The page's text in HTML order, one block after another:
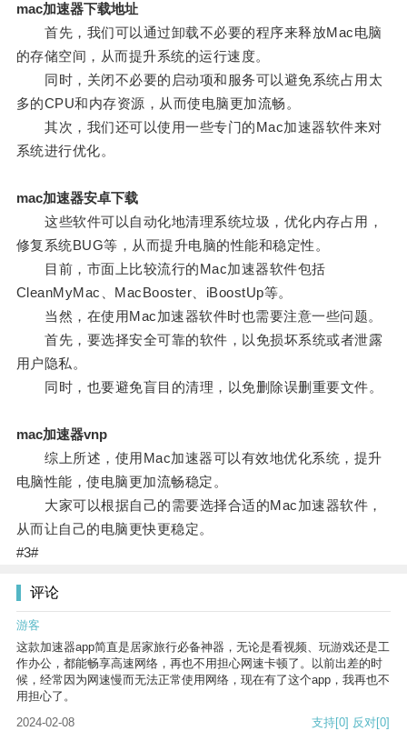
mac加速器下载地址
首先，我们可以通过卸载不必要的程序来释放Mac电脑
的存储空间，从而提升系统的运行速度。
同时，关闭不必要的启动项和服务可以避免系统占用太
多的CPU和内存资源，从而使电脑更加流畅。
其次，我们还可以使用一些专门的Mac加速器软件来对
系统进行优化。
mac加速器安卓下载
这些软件可以自动化地清理系统垃圾，优化内存占用，
修复系统BUG等，从而提升电脑的性能和稳定性。
目前，市面上比较流行的Mac加速器软件包括
CleanMyMac、MacBooster、iBoostUp等。
当然，在使用Mac加速器软件时也需要注意一些问题。
首先，要选择安全可靠的软件，以免损坏系统或者泄露
用户隐私。
同时，也要避免盲目的清理，以免删除误删重要文件。
mac加速器vnp
综上所述，使用Mac加速器可以有效地优化系统，提升
电脑性能，使电脑更加流畅稳定。
大家可以根据自己的需要选择合适的Mac加速器软件，
从而让自己的电脑更快更稳定。
#3#
评论
游客
这款加速器app简直是居家旅行必备神器，无论是看视频、玩游戏还是工
作办公，都能畅享高速网络，再也不用担心网速卡顿了。以前出差的时
候，经常因为网速慢而无法正常使用网络，现在有了这个app，我再也不
用担心了。
2024-02-08
支持[0] 反对[0]